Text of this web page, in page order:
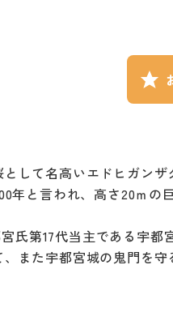
して名高いエドヒガン
年と言われ、高さ20ｍの
氏第17代当主である宇
また宇都宮城の鬼門を守